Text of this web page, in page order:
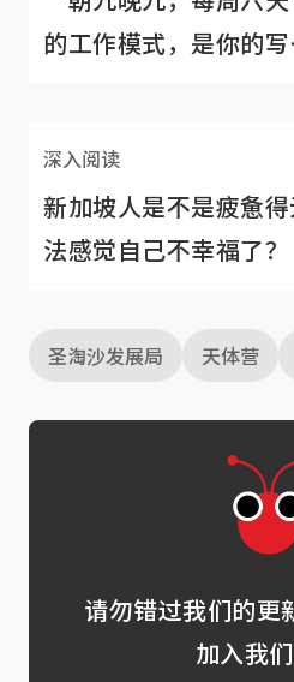
的工作模式，是你的
深入阅读
新加坡人是不是疲惫
法感觉自己不幸福了？
圣淘沙发展局 天体营
请勿错过我们的更
加入我们